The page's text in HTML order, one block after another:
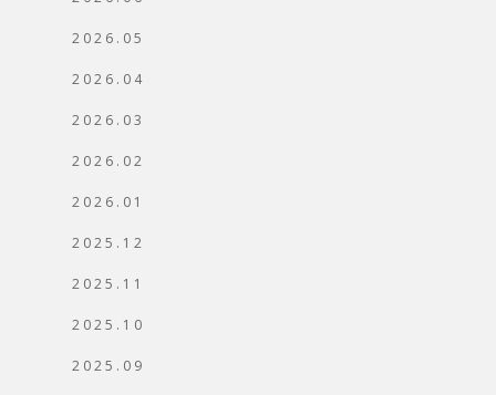
2026.05
2026.04
2026.03
2026.02
2026.01
2025.12
2025.11
2025.10
2025.09